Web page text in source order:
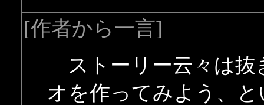
[作者から一言]
ストーリー云々は抜
オを作ってみよう、